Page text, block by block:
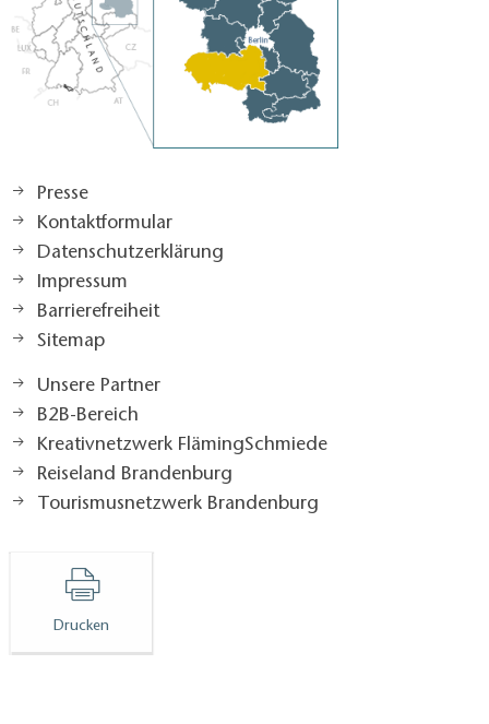
Presse
Kontaktformular
Datenschutzerklärung
Impressum
Barrierefreiheit
Sitemap
Unsere Partner
B2B-Bereich
Kreativnetzwerk FlämingSchmiede
Reiseland Brandenburg
Tourismusnetzwerk Brandenburg
Drucken